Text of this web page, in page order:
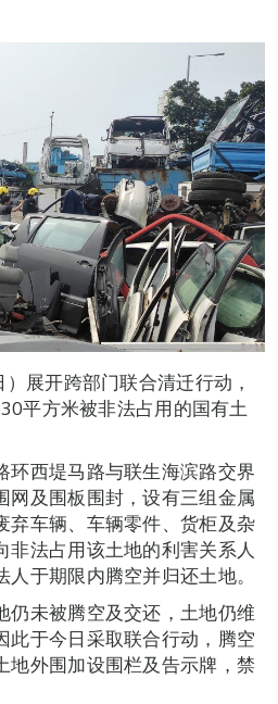
展开跨部门联合清迁行动，
平方米被非法占用的国有土
环西堤马路与联生海滨路交界
网及围板围封，设有三组金属
弃车辆、车辆零件、货柜及杂
非法占用该土地的利害关系人
于期限内腾空并归还土地。
仍未被腾空及交还，土地仍维
此于今日采取联合行动，腾空
地外围加设围栏及告示牌，禁